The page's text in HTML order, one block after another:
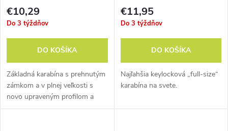
€10,29
Do 3 týždňov
DO KOŠÍKA
Základná karabína s prehnutým
zámkom a v plnej veľkosti s
novo upraveným profilom a
úpravou SphereLock.
€11,95
Do 3 týždňov
DO KOŠÍKA
Najľahšia keylocková „full-size“
karabína na svete.